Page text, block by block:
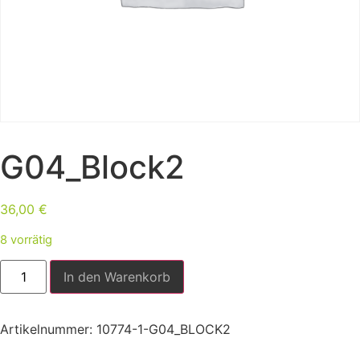
G04_Block2
36,00 €
8 vorrätig
In den Warenkorb
Artikelnummer: 10774-1-G04_BLOCK2